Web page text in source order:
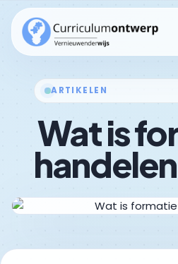
Kennisbank Submenu
ARTIKELEN
Wat is